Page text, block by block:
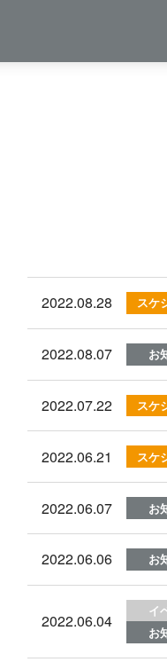
2022.08.28 スケ
2022.08.07 お
2022.07.22 スケ
2022.06.21 スケ
2022.06.07 お
2022.06.06 お
2022.06.04
イ
お